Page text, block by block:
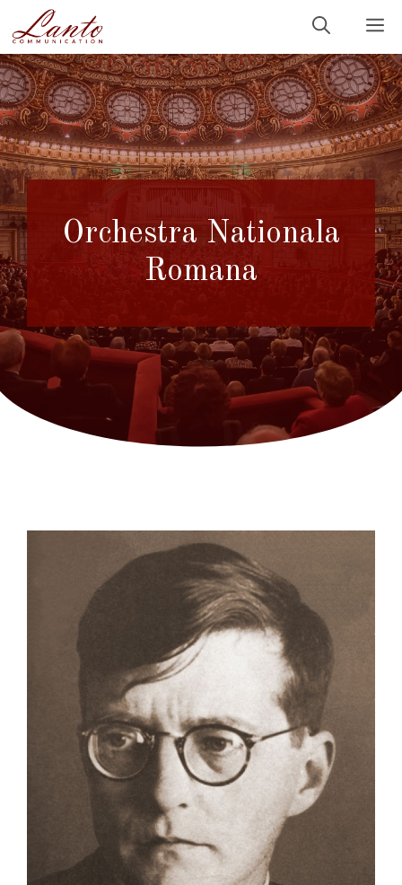
la
conținut
Orchestra Nationala
Romana